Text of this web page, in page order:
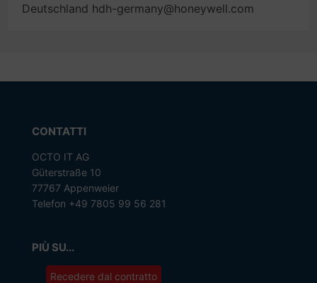
Deutschland hdh-germany@honeywell.com
CONTATTI
OCTO IT AG
Güterstraße 10
77767 Appenweier
Telefon +49 7805 99 56 281
PIÙ SU...
Recedere dal contratto